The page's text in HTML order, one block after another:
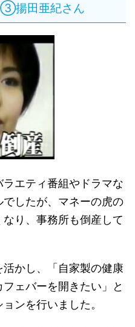
③揚田亜紀さん
エティ番組やドラマな
したが、マネーの虎の
り、事務所も倒産して
かし、「自家製の健康
ェバーを開きたい」と
ンを行いました。